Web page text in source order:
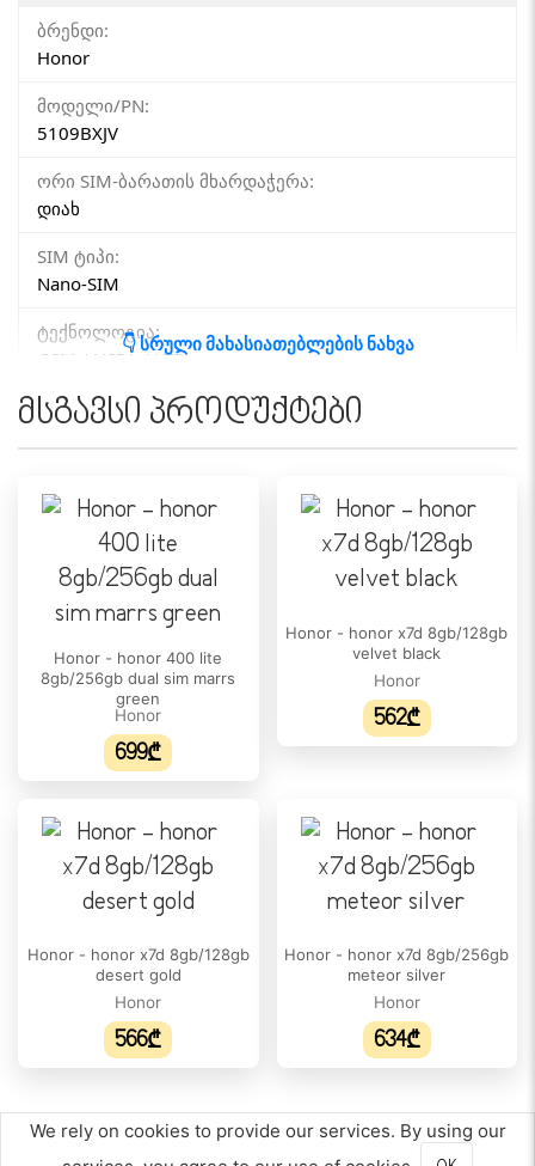
ბრენდი:
Honor
მოდელი/PN:
5109BXJV
ორი SIM-ბარათის მხარდაჭერა:
დიახ
SIM ტიპი:
Nano-SIM
ტექნოლოგია:
GSM / HSPA / LTE
ᲥᲡᲔᲚᲘ
4G (LTE):
eSIM:
არა
ᲔᲙᲠᲐᲜᲘ
HDR მხარდაჭერა:
ეკრანის ფორმატი:
20:9
ეკრანის დაცვა:
6.77"
გარჩევადობა:
720 x 1610
261
👇 სრული მახასიათებლების ნახვა
მსგავსი პროდუქტები
Honor - honor 400 lite
8gb/256gb dual sim marrs
green
Honor
699₾
Honor - honor x7d 8gb/128gb
velvet black
Honor
562₾
Honor - honor x7d 8gb/128gb
desert gold
Honor
566₾
Honor - honor x7d 8gb/256gb
meteor silver
Honor
634₾
We rely on cookies to provide our services. By using our